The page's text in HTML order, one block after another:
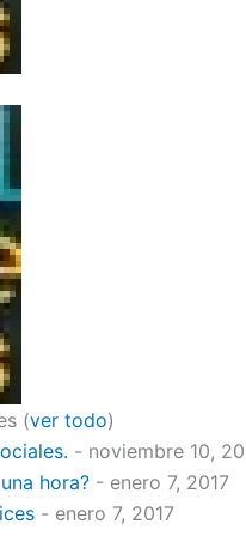
(ver todo)
- noviembre 10,
hora? - enero 7, 2017
- enero 7, 2017